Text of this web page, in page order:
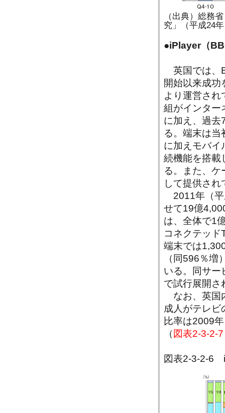
（出典）総務
究」（平成24
●iPlayer（
英国では、
開始以来成功
より運営され
組がインター
に加え、過去
る。端末は当
に加えモバイ
続機能を搭載
る。また、ケ
して提供され
2011年（平
せて19億
は、全体で1
コネクテッ
端末では
（同596％
いる。同サー
で試行展開さ
なお、英国
成人がテレビ
比率は2009
（ 図表2-3-2-7
図表2-3-2-6